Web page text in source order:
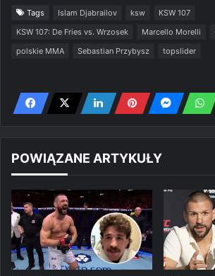
Tags Islam Djabrailov ksw
KSW 107
KSW 107: De Fries vs. Wrzosek
Marcello Morelli
polskie MMA
Sebastian Przybysz topslider
POWIĄZANE ARTYKUŁY